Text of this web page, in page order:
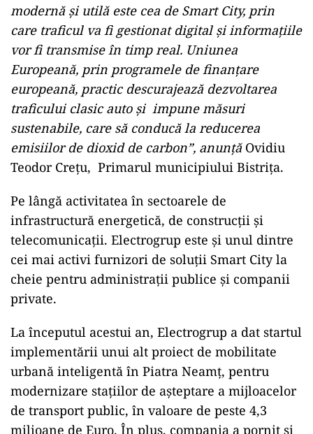
modernă și utilă este cea de Smart City, prin
care traficul va fi gestionat digital și informațiile
vor fi transmise în timp real. Uniunea
Europeană, prin programele de finanțare
europeană, practic descurajează dezvoltarea
traficului clasic auto și impune măsuri
sustenabile, care să conducă la reducerea
emisiilor de dioxid de carbon”, anunță Ovidiu
Teodor Crețu, Primarul municipiului Bistrița.
Pe lângă activitatea în sectoarele de
infrastructură energetică, de construcții și
telecomunicații. Electrogrup este și unul dintre
cei mai activi furnizori de soluții Smart City la
cheie pentru administrații publice și companii
private.
La începutul acestui an, Electrogrup a dat startul
implementării unui alt proiect de mobilitate
urbană inteligentă în Piatra Neamț, pentru
modernizare stațiilor de așteptare a mijloacelor
de transport public, în valoare de peste 4,3
milioane de Euro. În plus, compania a pornit și